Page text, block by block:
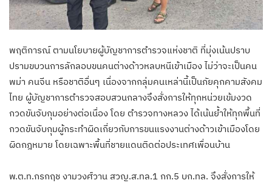
พฤติการณ์ ตามนโยบายผู้บัญชาการตำรวจแห่งชาติ ที่มุ่งเน้นปราบ
ปรามขบวนการลักลอบขนคนต่างด้าวหลบหนีเข้าเมือง ไม่ว่าจะเป็นคน
พม่า คนจีน หรือชาติอื่นๆ เนื่องจากกลุ่มคนเหล่านี้เป็นภัยคุกคามสังคม
ไทย ผู้บัญชาการตำรวจสอบสวนกลางจึงสั่งการให้ทุกหน่วยเข้มงวด
กวดขันจับกุมอย่างต่อเนื่อง โดย ตำรวจทางหลวง ได้เน้นย้ำให้ทุกพื้นที่
กวดขันจับกุมผู้กระทำผิดเกี่ยวกับการขนแรงงานต่างด้าวเข้าเมืองโดย
ผิดกฎหมาย โดยเฉพาะพื้นที่ชายแดนติดต่อประเทศเพื่อนบ้าน
พ.ต.ท.กรกฤช งามวงศ์วาน สวญ.ส.ทล.1 กก.5 บก.ทล. จึงสั่งการให้